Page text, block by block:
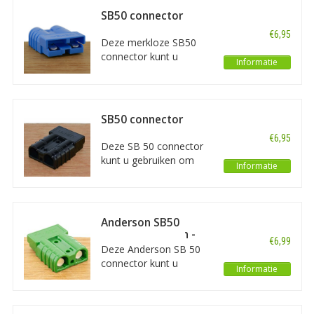
of machines. De
connectoren hebben
een diameter van
10mm2.
SB50 connector
Deze merkloze SB50
connector kunt u
sluiten aan voertuigen
of machines. De
connectoren hebben
een diameter van
10mm2.
€6,95
Informatie
SB50 connector
Deze SB 50 connector
kunt u gebruiken om
of machines. De
connectoren hebben
een diameter van
10mm2.
€6,95
Informatie
Anderson SB50
connector Groen -
10mm2
Deze Anderson SB 50
connector kunt u
€6,99
Informatie